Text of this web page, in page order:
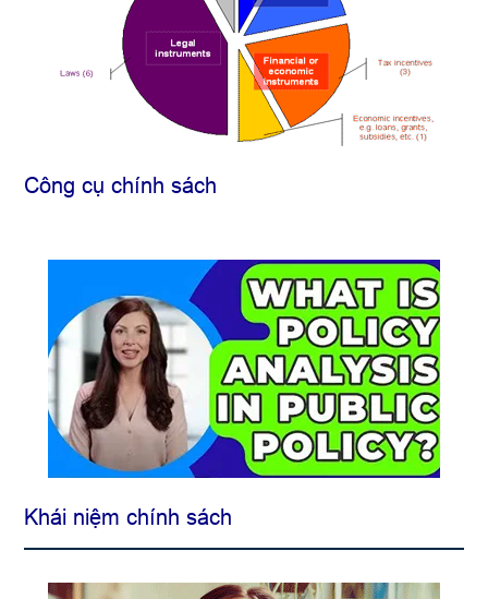
Công cụ chính sách
Khái niệm chính sách